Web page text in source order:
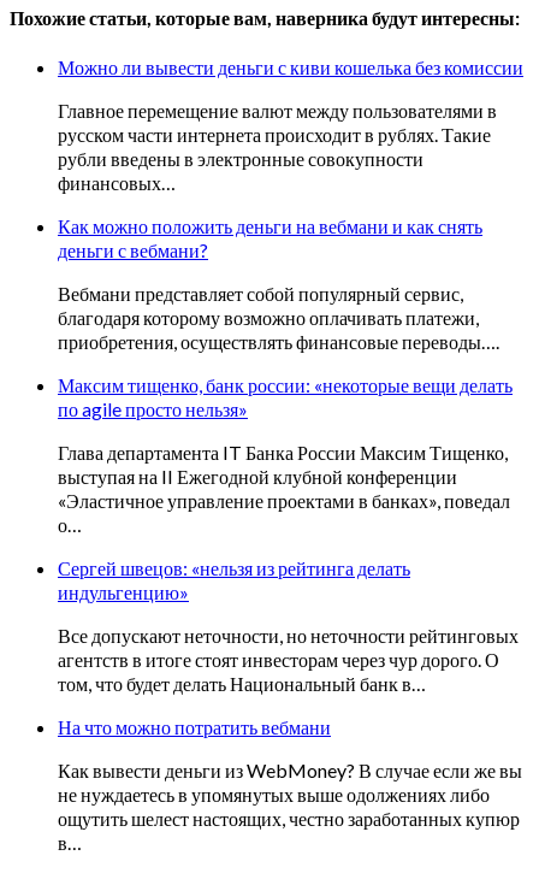
Похожие статьи, которые вам, наверника будут интересны:
Можно ли вывести деньги с киви кошелька без комиссии
Главное перемещение валют между пользователями в
русском части интернета происходит в рублях. Такие
рубли введены в электронные совокупности
финансовых…
Как можно положить деньги на вебмани и как снять
деньги с вебмани?
Вебмани представляет собой популярный сервис,
благодаря которому возможно оплачивать платежи,
приобретения, осуществлять финансовые переводы….
Максим тищенко, банк россии: «некоторые вещи делать
по agile просто нельзя»
Глава департамента IT Банка России Максим Тищенко,
выступая на II Ежегодной клубной конференции
«Эластичное управление проектами в банках», поведал
о…
Сергей швецов: «нельзя из рейтинга делать
индульгенцию»
Все допускают неточности, но неточности рейтинговых
агентств в итоге стоят инвесторам через чур дорого. О
том, что будет делать Национальный банк в…
На что можно потратить вебмани
Как вывести деньги из WebMoney? В случае если же вы
не нуждаетесь в упомянутых выше одолжениях либо
ощутить шелест настоящих, честно заработанных купюр
в…